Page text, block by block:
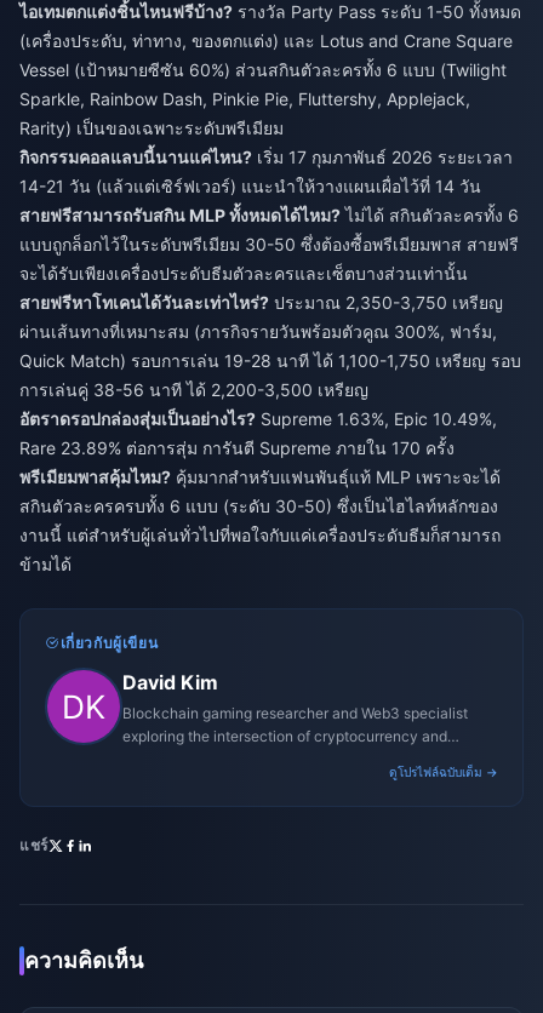
ไอเทมตกแต่งชิ้นไหนฟรีบ้าง? รางวัล Party Pass ระดับ 1-50 ทั้งหมด
(เครื่องประดับ, ท่าทาง, ของตกแต่ง) และ Lotus and Crane Square
Vessel (เป้าหมายซีซัน 60%) ส่วนสกินตัวละครทั้ง 6 แบบ (Twilight
Sparkle, Rainbow Dash, Pinkie Pie, Fluttershy, Applejack,
Rarity) เป็นของเฉพาะระดับพรีเมียม
กิจกรรมคอลแลบนี้นานแค่ไหน? เริ่ม 17 กุมภาพันธ์ 2026 ระยะเวลา
14-21 วัน (แล้วแต่เซิร์ฟเวอร์) แนะนำให้วางแผนเผื่อไว้ที่ 14 วัน
สายฟรีสามารถรับสกิน MLP ทั้งหมดได้ไหม?ไม่ได้ สกินตัวละครทั้ง 6
แบบถูกล็อกไว้ในระดับพรีเมียม 30-50 ซึ่งต้องซื้อพรีเมียมพาส สายฟรี
จะได้รับเพียงเครื่องประดับธีมตัวละครและเซ็ตบางส่วนเท่านั้น
สายฟรีหาโทเคนได้วันละเท่าไหร่? ประมาณ 2,350-3,750 เหรียญ
ผ่านเส้นทางที่เหมาะสม (ภารกิจรายวันพร้อมตัวคูณ 300%, ฟาร์ม,
Quick Match) รอบการเล่น 19-28 นาที ได้ 1,100-1,750 เหรียญ รอบ
การเล่นคู่ 38-56 นาที ได้ 2,200-3,500 เหรียญ
อัตราดรอปกล่องสุ่มเป็นอย่างไร? Supreme 1.63%, Epic 10.49%,
Rare 23.89% ต่อการสุ่ม การันตี Supreme ภายใน 170 ครั้ง
พรีเมียมพาสคุ้มไหม? คุ้มมากสำหรับแฟนพันธุ์แท้ MLP เพราะจะได้
สกินตัวละครครบทั้ง 6 แบบ (ระดับ 30-50) ซึ่งเป็นไฮไลท์หลักของ
งานนี้ แต่สำหรับผู้เล่นทั่วไปที่พอใจกับแค่เครื่องประดับธีมก็สามารถ
ข้ามได้
เกี่ยวกับผู้เขียน
David Kim
Blockchain gaming researcher and Web3 specialist
exploring the intersection of cryptocurrency and
ดูโปรไฟล์ฉบับเต็ม →
แชร์
ความคิดเห็น